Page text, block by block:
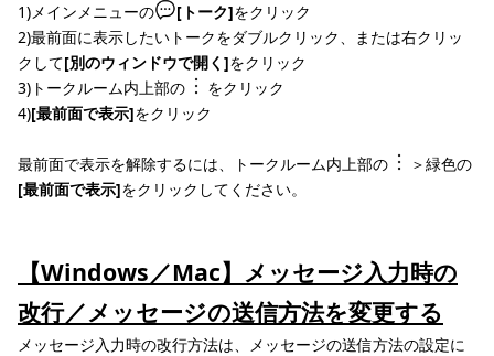
1)メインメニューの [トーク]をクリック
2)最前面に表示したいトークをダブルクリック、または右クリッ
クして[別のウィンドウで開く]をクリック
3)トークルーム内上部の
をクリック
4)[最前面で表示]をクリック
最前面で表示を解除するには、トークルーム内上部の
＞緑色の
[最前面で表示]をクリックしてください。
【Windows／Mac】メッセージ入力時の
改行／メッセージの送信方法を変更する
メッセージ入力時の改行方法は、メッセージの送信方法の設定に